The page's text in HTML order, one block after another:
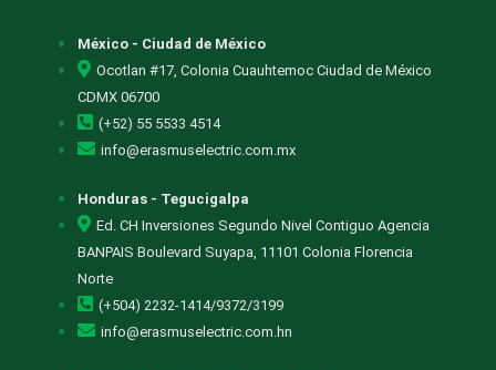
México - Ciudad de México
Ocotlan #17, Colonia Cuauhtemoc Ciudad de México
CDMX 06700
(+52) 55 5533 4514
info@erasmuselectric.com.mx
Honduras - Tegucigalpa
Ed. CH Inversiones Segundo Nivel Contiguo Agencia
BANPAIS Boulevard Suyapa, 11101 Colonia Florencia
Norte
(+504) 2232-1414/9372/3199
info@erasmuselectric.com.hn